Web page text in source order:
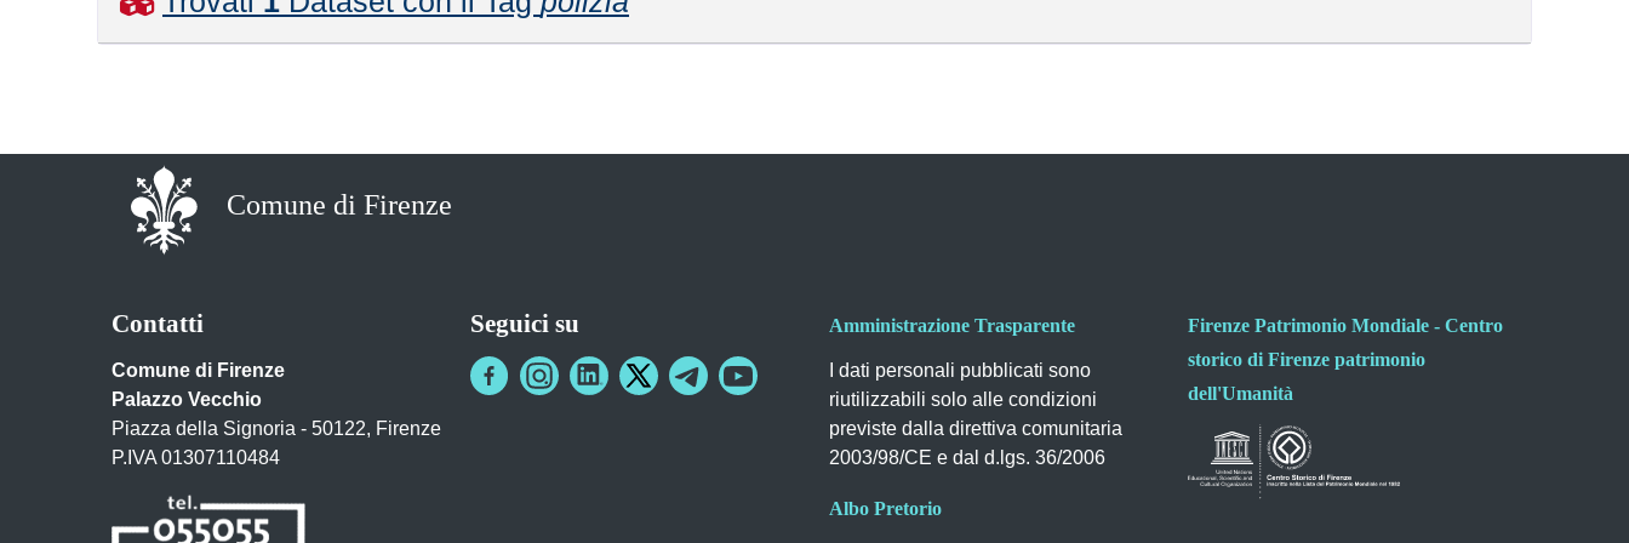
Comune di Firenze
Contatti
Comune di Firenze
Palazzo Vecchio
Piazza della Signoria - 50122, Firenze
P.IVA 01307110484
Seguici su Amministrazione Trasparente
I dati personali pubblicati sono
riutilizzabili solo alle condizioni
previste dalla direttiva comunitaria
2003/98/CE e dal d.lgs. 36/2006
Albo Pretorio
Firenze Patrimonio Mondiale - Centro
storico di Firenze patrimonio
dell'Umanità